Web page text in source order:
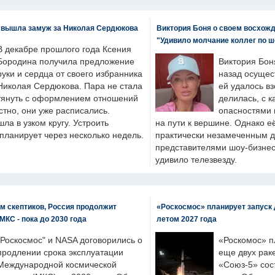
замуж за Николая Сердюкова
декабре прошлого года Ксения
получила предложение
и сердца от своего избранника
Сердюкова. Пара не стала
с оформлением отношений
они уже расписались.
в узком кругу. Устроить
через несколько недель.
Виктория Боня о своем
"Удивило молчание коллег по
Виктория
назад
ей удалось
делилась, с
опасностями
на пути к вершине. Однако
практически незамеченным
представителями шоу-
удивило телезвезду.
скептиков, Россия продолжит
- пока до 2030 года
и NASA договорились о
срока эксплуатации
космической
«Роскосмос» планирует
летом 2027 года
«Роскомос»
еще двух
«Союз-5»